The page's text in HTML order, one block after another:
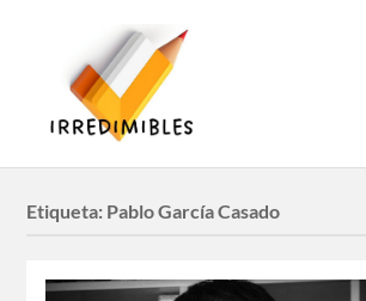
Etiqueta: Pablo García Casado